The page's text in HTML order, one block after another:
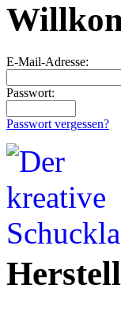
E-Mail-Adresse:
Passwort:
Passwort vergessen?